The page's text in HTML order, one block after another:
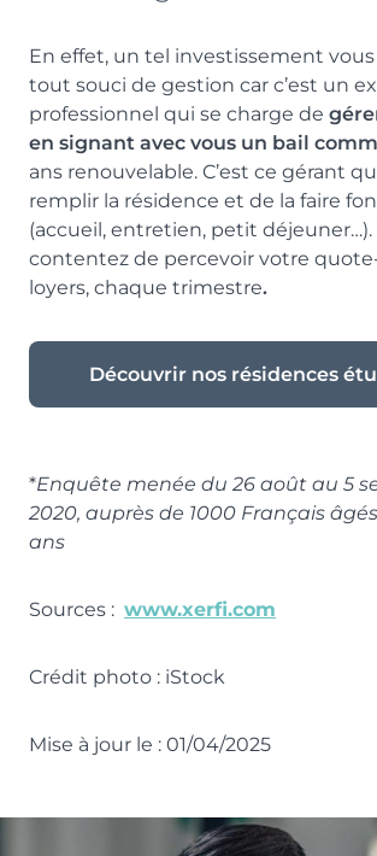
En effet, un tel investissement
tout souci de gestion car c’est un
professionnel qui se charge de
en signant avec vous un bail
ans renouvelable. C’est ce gérant
remplir la résidence et de la faire
(accueil, entretien, petit déjeuner…).
contentez de percevoir votre
loyers, chaque trimestre.
Découvrir nos résidences
*Enquête menée du 26 août au 5
2020, auprès de 1000 Français
ans
Sources : www.xerfi.com
Crédit photo : iStock
Mise à jour le : 01/04/2025